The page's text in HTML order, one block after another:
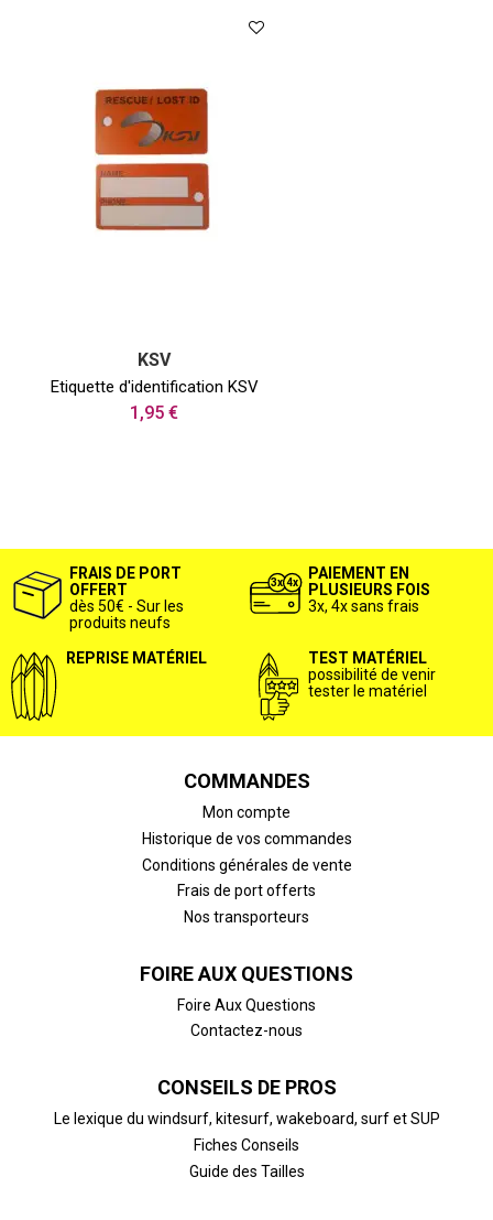
KSV
Etiquette d'identification KSV
1,95 €
FRAIS DE PORT
OFFERT
dès 50€ - Sur les
produits neufs
PAIEMENT EN
PLUSIEURS FOIS
3x, 4x sans frais
REPRISE MATÉRIEL
TEST MATÉRIEL
possibilité de venir
tester le matériel
COMMANDES
Mon compte
Historique de vos commandes
Conditions générales de vente
Frais de port offerts
Nos transporteurs
FOIRE AUX QUESTIONS
Foire Aux Questions
Contactez-nous
CONSEILS DE PROS
Le lexique du windsurf, kitesurf, wakeboard, surf et SUP
Fiches Conseils
Guide des Tailles